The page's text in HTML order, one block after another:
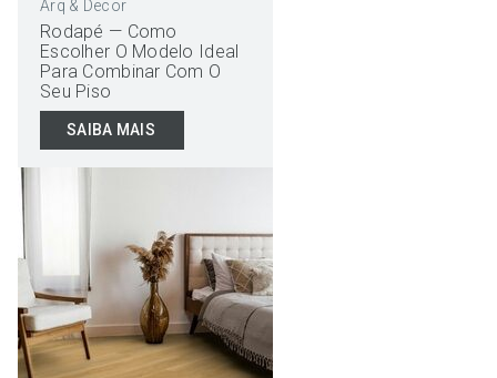
Arq & Decor
Rodapé — Como
Escolher O Modelo Ideal
Para Combinar Com O
Seu Piso
SAIBA MAIS